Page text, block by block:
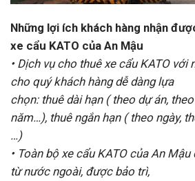
Những lợi ích khách hàng nhận
xe cẩu KATO của An Mậu
• Dịch vụ cho thuê xe cẩu KATO
cho quý khách hàng dễ dàng lựa
chọn: thuê dài hạn ( theo dự án,
năm…), thuê ngắn hạn ( theo ngày,
…)
• Toàn bộ xe cẩu KATO của An
từ nước ngoài, được bảo trì,